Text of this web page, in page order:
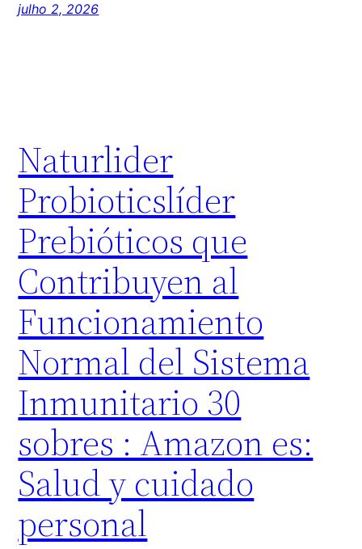
julho 2, 2026
Naturlider
Probioticslíder
Prebióticos que
Contribuyen al
Funcionamiento
Normal del Sistema
Inmunitario 30
sobres : Amazon es:
Salud y cuidado
personal